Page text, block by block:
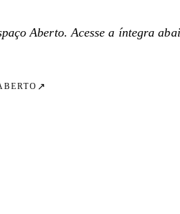
Aberto. Acesse a íntegra
↗